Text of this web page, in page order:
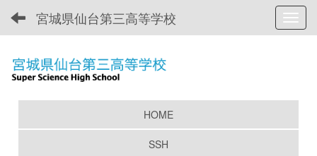
宮城県仙台第三高等学校
HOME
SSH